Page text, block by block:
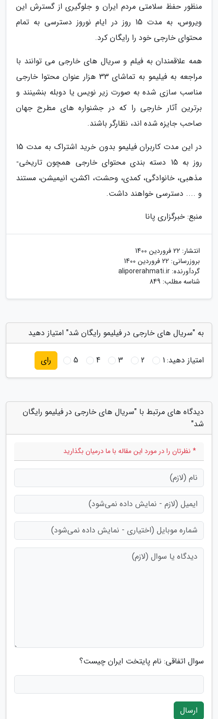
منظور حفظ سلامتی مردم ایران و جلوگیری از گسترش این
ویروس، به مدت 15 روز در ایام نوروز دسترسی به تمام
محتوای خارجی خود را رایگان کرد.
همه علاقمندان به فیلم و سریال های خارجی می توانند با
مراجعه به فیلیمو به تماشای 33 هزار عنوان محتوا خارجی
مناسب سازی شده به صورت زیر نویس یا دوبله بنشینند و
برترین آثار خارجی را که در جشنواره های مطرح جهان
صاحب جایزه شده اند، نظارگر باشند.
در این مدت کاربران فیلیمو بدون خرید اشتراک به مدت 15
روز به 15 دسته بندی محتوای خارجی همچون تاریخی-
مذهبی، خانوادگی، کمدی، وحشت، اکشن، انیمیشن، مستند
و .... دسترسی خواهند داشت.
منبع: خبرگزاری پانا
انتشار: 22 فروردین 1400
بروزرسانی: 22 فروردین 1400
گردآورنده: aliporerahmati.ir
شناسه مطلب: 849
به "سریال های خارجی در فیلیمو رایگان شد" امتیاز دهید
امتیاز دهید:1
2
3
4
5 رای
دیدگاه های مرتبط با "سریال های خارجی در فیلیمو رایگان
شد"
* نظرتان را در مورد این مقاله با ما درمیان بگذارید
سوال اتفاقی: نام پایتخت ایران چیست؟
ارسال